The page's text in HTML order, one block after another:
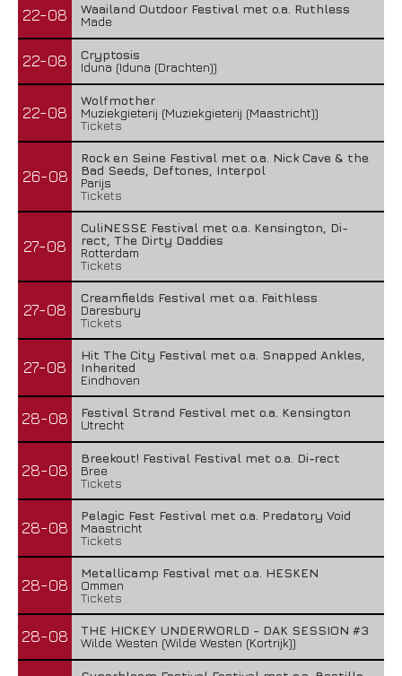
22-08
Waailand Outdoor Festival met o.a. Ruthless
Made
22-08
Cryptosis
Iduna (Iduna (Drachten))
22-08
Wolfmother
Muziekgieterij (Muziekgieterij (Maastricht))
Tickets
26-08
Rock en Seine Festival met o.a. Nick Cave & the
Bad Seeds, Deftones, Interpol
Parijs
Tickets
27-08
CuliNESSE Festival met o.a. Kensington, Di-
rect, The Dirty Daddies
Rotterdam
Tickets
27-08
Creamfields Festival met o.a. Faithless
Daresbury
Tickets
27-08
Hit The City Festival met o.a. Snapped Ankles,
Inherited
Eindhoven
28-08
Festival Strand Festival met o.a. Kensington
Utrecht
28-08
Breekout! Festival Festival met o.a. Di-rect
Bree
Tickets
28-08
Pelagic Fest Festival met o.a. Predatory Void
Maastricht
Tickets
28-08
Metallicamp Festival met o.a. HESKEN
Ommen
Tickets
28-08
THE HICKEY UNDERWORLD - DAK SESSION #3
Wilde Westen (Wilde Westen (Kortrijk))